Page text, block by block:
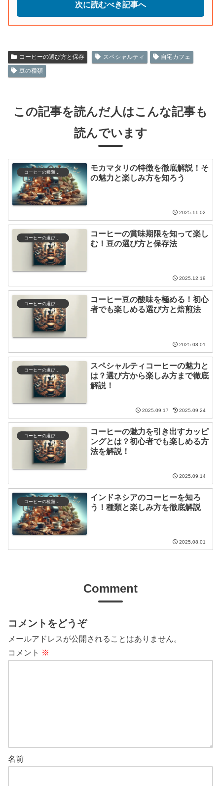
次に読むべき記事へ
コーヒーの選び方と保存 スペシャルティ
自宅カフェ
豆の種類
この記事を読んだ人はこんな記事も
読んでいます
コーヒーの種類と特徴
モカマタリの特徴を徹底解説！そ
の魅力と楽しみ方を知ろう
2025.11.02
コーヒーの選び方と保存
コーヒーの賞味期限を知って楽し
む！豆の選び方と保存法
2025.12.19
コーヒーの選び方と保存
コーヒー豆の酸味を極める！初心
者でも楽しめる選び方と焙煎法
2025.08.01
スペシャルティコーヒーの魅力と
は？選び方から楽しみ方まで徹底
解説！
2025.09.17 2025.09.24
コーヒーの魅力を引き出すカッピ
ングとは？初心者でも楽しめる方
法を解説！
2025.09.14
インドネシアのコーヒーを知ろ
う！種類と楽しみ方を徹底解説
2025.08.01
Comment
コメントをどうぞ
メールアドレスが公開されることはありません。
コメント ※
名前